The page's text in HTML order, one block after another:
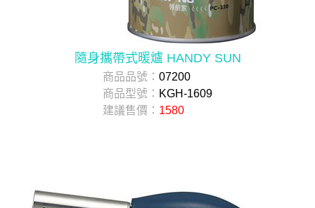
隨身攜帶式暖爐 HANDY SUN
商品品號： 07200
商品型號： KGH-1609
建議售價： 1580